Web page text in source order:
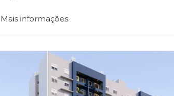
Mais informações